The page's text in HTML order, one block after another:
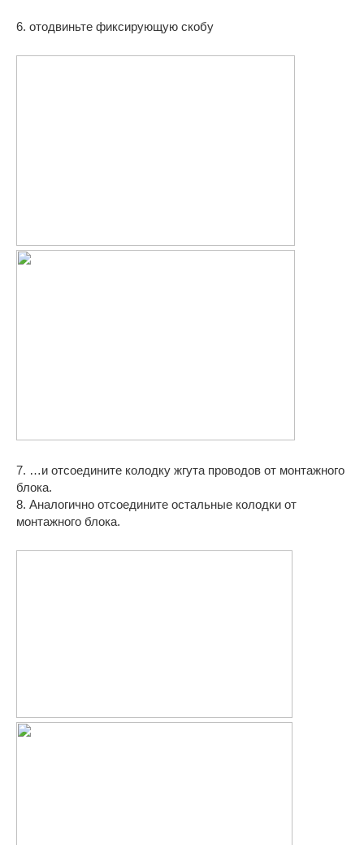
6. отодвиньте фиксирующую скобу
7. …и отсоедините колодку жгута проводов от монтажного
блока.
8. Аналогично отсоедините остальные колодки от
монтажного блока.